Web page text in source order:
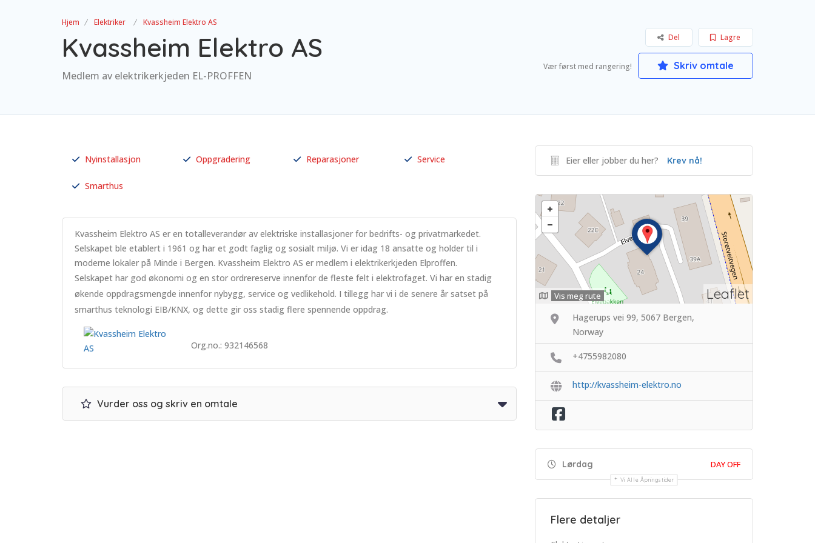
Hjem Elektriker Kvassheim Elektro AS
Kvassheim Elektro AS
Medlem av elektrikerkjeden EL-PROFFEN
Lagre
Del
Vær først med rangering! Skriv omtale
Nyinstallasjon Oppgradering Reparasjoner Service
Smarthus
Kvassheim Elektro AS er en totalleverandør av elektriske installasjoner for bedrifts- og privatmarkedet.
Selskapet ble etablert i 1961 og har et godt faglig og sosialt miljø. Vi er idag 18 ansatte og holder til i
moderne lokaler på Minde i Bergen. Kvassheim Elektro AS er medlem i elektrikerkjeden Elproffen.
Selskapet har god økonomi og en stor ordrereserve innenfor de fleste felt i elektrofaget. Vi har en stadig
økende oppdragsmengde innenfor nybygg, service og vedlikehold. I tillegg har vi i de senere år satset på
smarthus teknologi EIB/KNX, og dette gir oss stadig flere spennende oppdrag.
Org.no.: 932146568
Vurder oss og skriv en omtale
Eier eller jobber du her? Krev nå!
Leaflet
Vis meg rute
Hagerups vei 99, 5067 Bergen,
Norway
+4755982080
http://kvassheim-elektro.no
Lørdag DAY OFF
Vi Alle Åpningstider
Flere detaljer